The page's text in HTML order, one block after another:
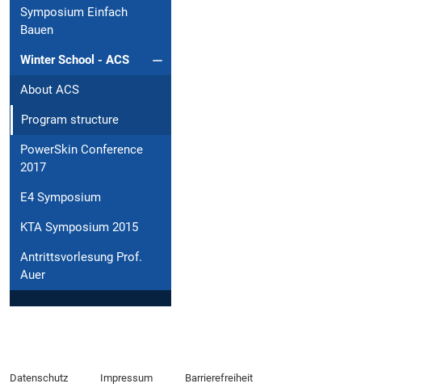
Symposium Einfach
Bauen
Winter School - ACS
About ACS
Program structure
PowerSkin Conference
2017
E4 Symposium
KTA Symposium 2015
Antrittsvorlesung Prof.
Auer
Datenschutz Impressum Barrierefreiheit